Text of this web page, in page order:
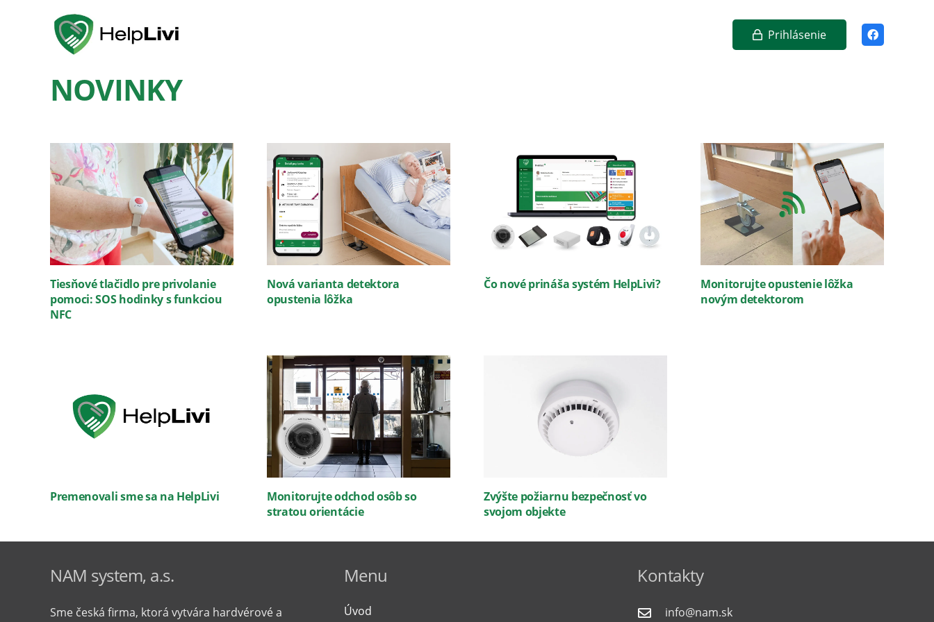
Prihlásenie
NOVINKY
Tiesňové tlačidlo pre privolanie
pomoci: SOS hodinky s funkciou
NFC
Nová varianta detektora
opustenia lôžka
Čo nové prináša systém HelpLivi?
Monitorujte opustenie lôžka
novým detektorom
Premenovali sme sa na HelpLivi
Monitorujte odchod osôb so
stratou orientácie
Zvýšte požiarnu bezpečnosť vo
svojom objekte
NAM system, a.s.
Sme česká firma, ktorá vytvára hardvérové ​​a
Menu
Úvod
Kontakty
info@nam.sk